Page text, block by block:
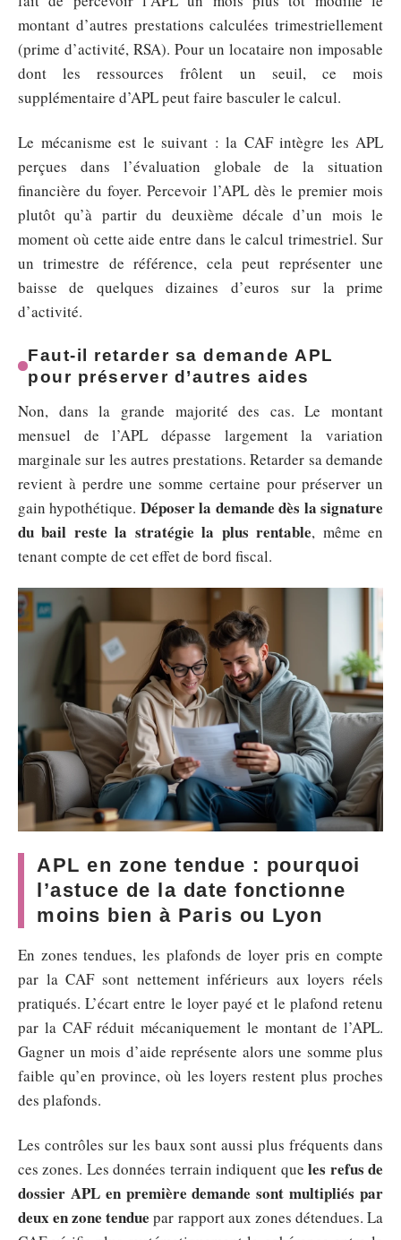
montant d’autres prestations calculées trimestriellement
(prime d’activité, RSA). Pour un locataire non imposable
dont les ressources frôlent un seuil, ce mois
supplémentaire d’APL peut faire basculer le calcul.
Le mécanisme est le suivant : la CAF intègre les APL
perçues dans l’évaluation globale de la situation
financière du foyer. Percevoir l’APL dès le premier mois
plutôt qu’à partir du deuxième décale d’un mois le
moment où cette aide entre dans le calcul trimestriel. Sur
un trimestre de référence, cela peut représenter une
baisse de quelques dizaines d’euros sur la prime
d’activité.
Faut-il retarder sa demande APL
pour préserver d’autres aides
Non, dans la grande majorité des cas. Le montant
mensuel de l’APL dépasse largement la variation
marginale sur les autres prestations. Retarder sa demande
revient à perdre une somme certaine pour préserver un
gain hypothétique. Déposer la demande dès la signature
du bail reste la stratégie la plus rentable, même en
tenant compte de cet effet de bord fiscal.
APL en zone tendue : pourquoi
l’astuce de la date fonctionne
moins bien à Paris ou Lyon
En zones tendues, les plafonds de loyer pris en compte
par la CAF sont nettement inférieurs aux loyers réels
pratiqués. L’écart entre le loyer payé et le plafond retenu
par la CAF réduit mécaniquement le montant de l’APL.
Gagner un mois d’aide représente alors une somme plus
faible qu’en province, où les loyers restent plus proches
des plafonds.
Les contrôles sur les baux sont aussi plus fréquents dans
ces zones. Les données terrain indiquent queles refus de
dossier APL en première demande sont multipliés par
deux en zone tendue par rapport aux zones détendues. La